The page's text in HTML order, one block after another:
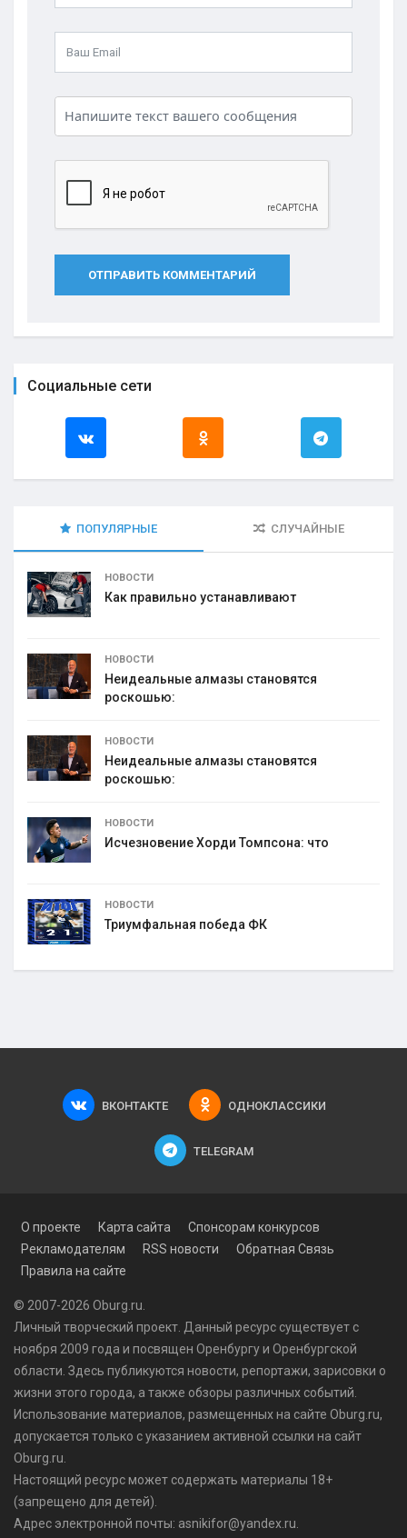
ОТПРАВИТЬ КОММЕНТАРИЙ
Социальные сети
ПОПУЛЯРНЫЕ СЛУЧАЙНЫЕ
НОВОСТИ
Как правильно устанавливают
НОВОСТИ
Неидеальные алмазы становятся
роскошью:
НОВОСТИ
Неидеальные алмазы становятся
роскошью:
НОВОСТИ
Исчезновение Хорди Томпсона: что
НОВОСТИ
Триумфальная победа ФК
ВКОНТАКТЕ ОДНОКЛАССИКИ
TELEGRAM
О проекте Карта сайта
Спонсорам конкурсов
Рекламодателям
RSS новости
Обратная Связь
Правила на сайте
© 2007-2026 Oburg.ru.
Личный творческий проект. Данный ресурс существует с
ноября 2009 года и посвящен Оренбургу и Оренбургской
области. Здесь публикуются новости, репортажи, зарисовки о
жизни этого города, а также обзоры различных событий.
Использование материалов, размещенных на сайте Oburg.ru,
допускается только с указанием активной ссылки на сайт
Oburg.ru.
Настоящий ресурс может содержать материалы 18+
(запрещено для детей).
Адрес электронной почты: asnikifor@yandex.ru.